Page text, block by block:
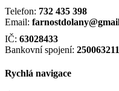
Telefon: 732 435 398
Email:
IČ: 63028433
Bankovní spojení:
Rychlá navigace